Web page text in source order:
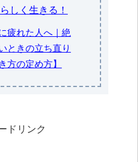
しく生きる！
疲れた人へ｜絶
ときの立ち直り
方の定め方】
ドリンク